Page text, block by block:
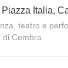
Piazza Italia,
teatro e
di Cembra